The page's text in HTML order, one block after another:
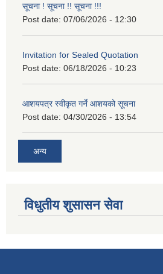
सूचना ! सूचना !! सूचना !!!
Post date: 07/06/2026 - 12:30
Invitation for Sealed Quotation
Post date: 06/18/2026 - 10:23
आशयपत्र स्वीकृत गर्ने आशयको सूचना
Post date: 04/30/2026 - 13:54
अन्य
विधुतीय शुसासन सेवा